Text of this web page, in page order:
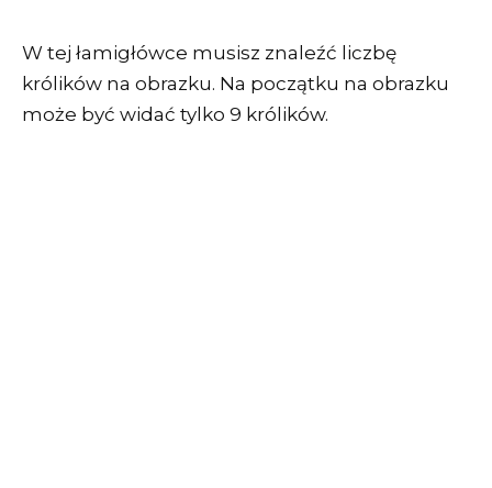
W tej łamigłówce musisz znaleźć liczbę
królików na obrazku. Na początku na obrazku
może być widać tylko 9 królików.